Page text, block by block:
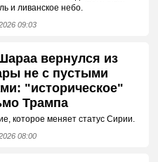
и ливанское небо.
09:03
вернулся из
не с пустыми
"историческое"
Трампа
которое меняет статус Сирии.
08:00